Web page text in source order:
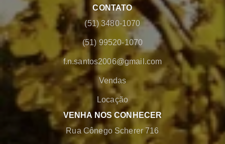
CONTATO
(51) 3480-1070
(51) 99520-1070
f.n.santos2006@gmail.com
Vendas
Locação
VENHA NOS CONHECER
Rua Cônego Scherer 716